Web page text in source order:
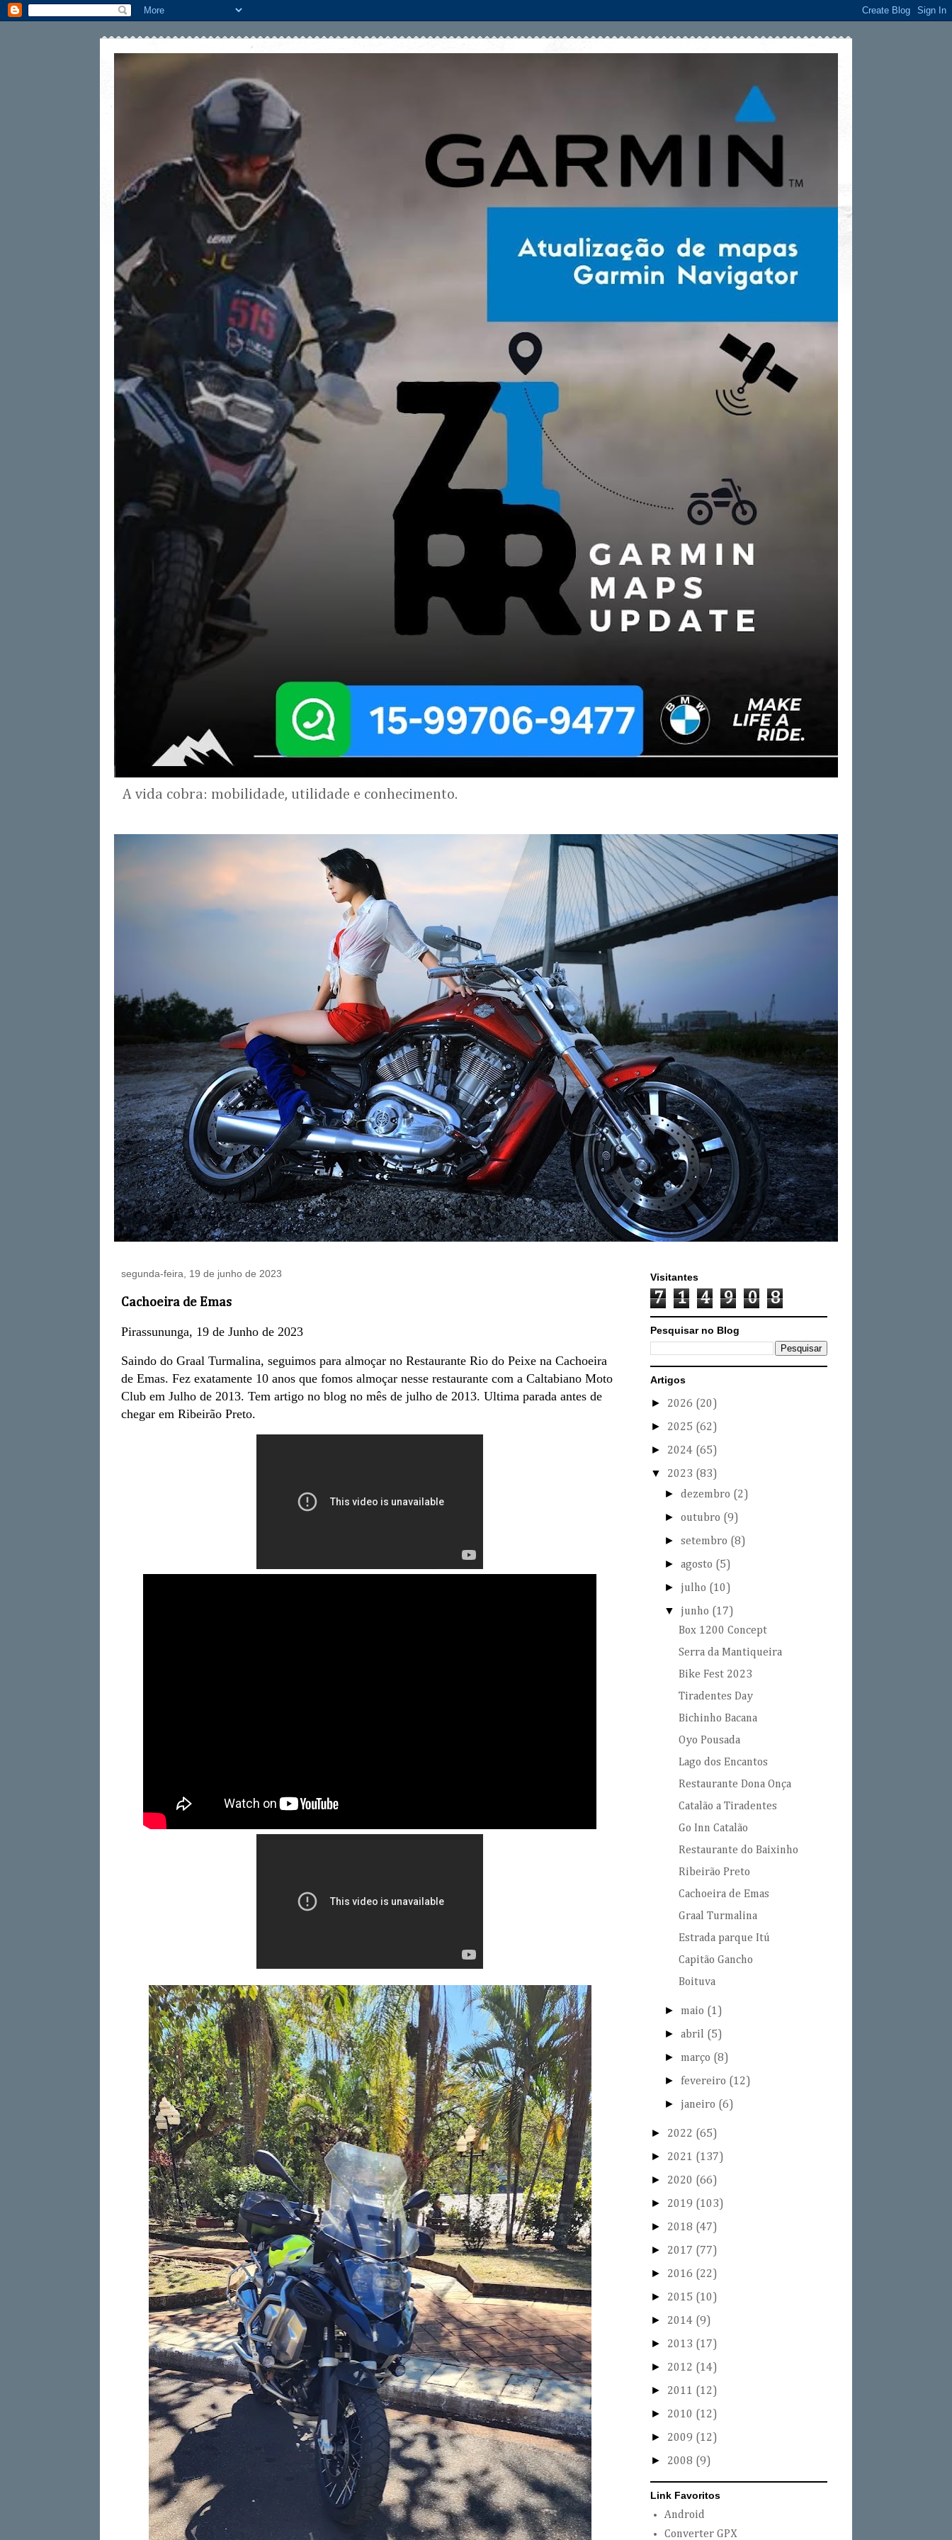
A vida cobra: mobilidade, utilidade e conhecimento.
segunda-feira, 19 de junho de 2023
Cachoeira de Emas
Pirassununga, 19 de Junho de 2023
Saindo do Graal Turmalina, seguimos para almoçar no Restaurante Rio do Peixe na Cachoeira
de Emas. Fez exatamente 10 anos que fomos almoçar nesse restaurante com a Caltabiano Moto
Club em Julho de 2013. Tem artigo no blog no mês de julho de 2013. Ultima parada antes de
chegar em Ribeirão Preto.
Visitantes
7 1 4 9 0 8
Pesquisar no Blog
Artigos
► 2026 (20)
► 2025 (62)
► 2024 (65)
▼ 2023 (83)
►dezembro (2)
►outubro (9)
►setembro (8)
►agosto (5)
► julho (10)
▼ junho (17)
Box 1200 Concept
Serra da Mantiqueira
Bike Fest 2023
Tiradentes Day
Bichinho Bacana
Oyo Pousada
Lago dos Encantos
Restaurante Dona Onça
Catalão a Tiradentes
Go Inn Catalão
Restaurante do Baixinho
Ribeirão Preto
Cachoeira de Emas
Graal Turmalina
Estrada parque Itú
Capitão Gancho
Boituva
► maio (1)
►abril (5)
► março (8)
► fevereiro (12)
► janeiro (6)
► 2022 (65)
► 2021 (137)
► 2020 (66)
► 2019 (103)
► 2018 (47)
► 2017 (77)
► 2016 (22)
► 2015 (10)
► 2014 (9)
► 2013 (17)
► 2012 (14)
► 2011 (12)
► 2010 (12)
► 2009 (12)
► 2008 (9)
Link Favoritos
Android
Converter GPX